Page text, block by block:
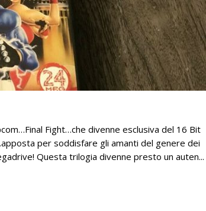
Fight…che divenne esclusiva del 16 Bit
per soddisfare gli amanti del genere dei
Questa trilogia divenne presto un auten...